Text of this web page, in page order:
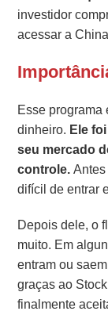
investidor
acessar a
Esse programa
dinheiro. Ele
seu mercado
controle.
difícil de entrar
Depois dele, o
muito. Em
entram ou
graças ao
finalmente